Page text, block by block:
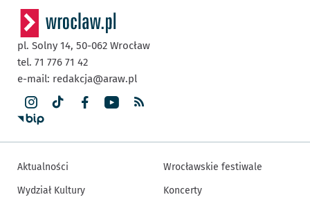
pl. Solny 14, 50-062 Wrocław
tel. 71 776 71 42
e-mail: redakcja@araw.pl
Aktualności
Wydział Kultury
Wrocławskie festiwale
Koncerty